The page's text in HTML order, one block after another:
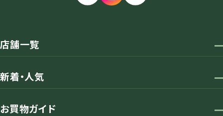
店舗一覧
新着・人気
お買物ガイド